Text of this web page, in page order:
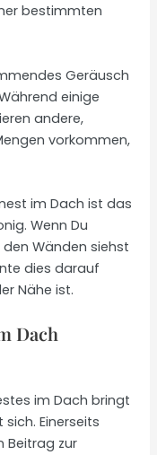
bestimmten
Geräusch
einige
andere,
vorkommen,
im Dach ist das
Wenn Du
Wänden siehst
dies darauf
Nähe ist.
Dach
im Dach bringt
Einerseits
Beitrag zur